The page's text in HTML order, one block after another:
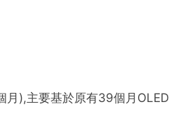
月),主要基於原有39個月OLED